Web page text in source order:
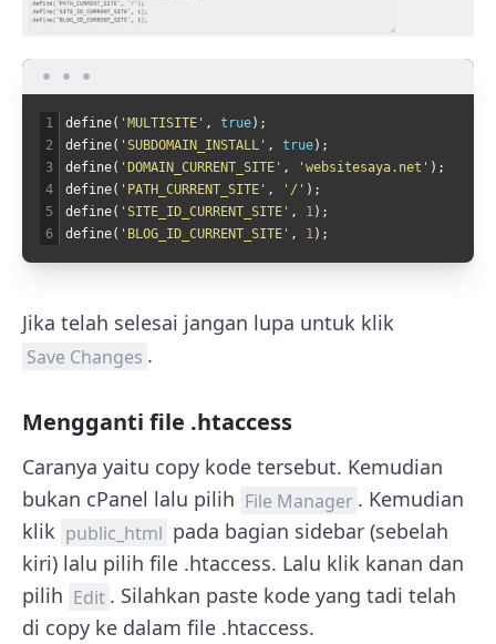
1
2
3
4
5
6
define( 'MULTISITE' , true) ;
define( 'SUBDOMAIN_INSTALL' , true) ;
define( 'DOMAIN_CURRENT_SITE' , 'websitesaya.net' ) ;
define( 'PATH_CURRENT_SITE' , '/' ) ;
define( 'SITE_ID_CURRENT_SITE' , 1) ;
define( 'BLOG_ID_CURRENT_SITE' , 1) ;
Jika telah selesai jangan lupa untuk klik
Save Changes .
Mengganti file .htaccess
Caranya yaitu copy kode tersebut. Kemudian
bukan cPanel lalu pilih File Manager . Kemudian
klik public_html pada bagian sidebar (sebelah
kiri) lalu pilih file .htaccess. Lalu klik kanan dan
pilih Edit . Silahkan paste kode yang tadi telah
di copy ke dalam file .htaccess.